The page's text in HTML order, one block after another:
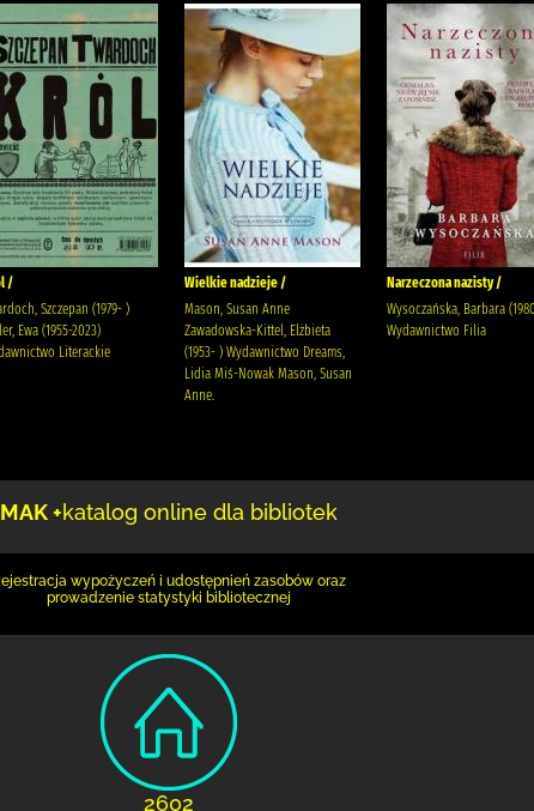
/
Szczepan (1979- )
Ewa (1955-2023)
Literackie
Wielkie nadzieje /
Mason, Susan Anne
Zawadowska-Kittel, Elżbieta
(1953- ) Wydawnictwo Dreams,
Lidia Miś-Nowak Mason, Susan
Anne.
Narzeczona nazisty /
Wysoczańska, Barbara
Wydawnictwo Filia
MAK +katalog online dla bibliotek
wypożyczeń i udostępnień zasobów oraz
prowadzenie statystyki bibliotecznej
2602